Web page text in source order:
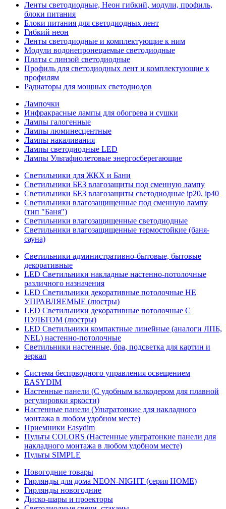
Ленты светодиодные, Неон гибкий, модули, профиль,
блоки питания
Блоки питания для светодиодных лент
Гибкий неон
Ленты светодиодные и комплектующие к ним
Модули водонепронецаемые светодиодные
Платы с линзой светодиодные
Профиль для светодиодных лент и комплектующие к
профилям
Радиаторы для мощных светодиодов
Лампочки
Инфракрасные лампы для обогрева и сушки
Лампы галогенные
Лампы люминесцентные
Лампы накаливания
Лампы светодиодные LED
Лампы Ультафиолетовые энергосберегающие
Светильники для ЖКХ и Бани
Светильники БЕЗ влагозащиты под сменную лампу
Светильники БЕЗ влагозащиты светодиодные ip20, ip40
Светильники влагозащищенные под сменную лампу
(тип "Баня")
Светильники влагозащищенные светодиодные
Светильники влагозащищенные термостойкие (баня-
сауна)
Светильники административно-бытовые, бытовые
декоративные
LED Cветильники накладные настенно-потолочные
различного назначения
LED Светильники декоративные потолочные НЕ
УПРАВЛЯЕМЫЕ (люстры)
LED Светильники декоративные потолочные С
ПУЛЬТОМ (люстры)
LED Светильники компактные линейные (аналоги ЛПБ,
NEL) настенно-потолочные
Светильники настенные, бра, подсветка для картин и
зеркал
Система беспрводного управления освещением
EASYDIM
Настенные панели (С удобным валкодером для плавной
регулировки яркости)
Настенные панели (Ультратонкие для накладного
монтажа в любом удобном месте)
Приемники Easydim
Пульты COLORS (Настенные ультратонкие панели для
накладного монтажа в любом удобном месте)
Пульты SIMPLE
Новогодние товары
Гирлянды для дома NEON-NIGHT (серия HOME)
Гирлянды новогодние
Диско-шары и проекторы